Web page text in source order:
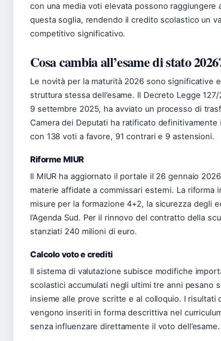
con una media voti elevata possono raggiungere
questa soglia, rendendo il credito scolastico un
competitivo significativo.
Cosa cambia all’esame di stato
Le novità per la maturità 2026 sono significative
struttura stessa dell’esame. Il Decreto Legge
9 settembre 2025, ha avviato un processo di
Camera dei Deputati ha ratificato
con 138 voti a favore, 91 contrari e 9 astensioni.
Riforme MIUR
Il MIUR ha aggiornato il portale il 26 gennaio
materie affidate a commissari esterni. La riforma
misure per la formazione 4+2, la sicurezza degli
l’Agenda Sud. Per il rinnovo del contratto della
stanziati 240 milioni di euro.
Calcolo voto e crediti
Il sistema di valutazione subisce modifiche
scolastici accumulati negli ultimi tre anni pesano
insieme alle prove scritte e al colloquio. I risultati
vengono inseriti in forma descrittiva nel
senza influenzare direttamente il voto dell’esame.